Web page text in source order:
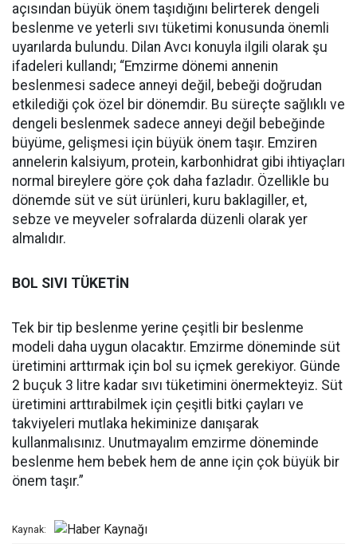
açısından büyük önem taşıdığını belirterek dengeli
beslenme ve yeterli sıvı tüketimi konusunda önemli
uyarılarda bulundu. Dilan Avcı konuyla ilgili olarak şu
ifadeleri kullandı; “Emzirme dönemi annenin
beslenmesi sadece anneyi değil, bebeği doğrudan
etkilediği çok özel bir dönemdir. Bu süreçte sağlıklı ve
dengeli beslenmek sadece anneyi değil bebeğinde
büyüme, gelişmesi için büyük önem taşır. Emziren
annelerin kalsiyum, protein, karbonhidrat gibi ihtiyaçları
normal bireylere göre çok daha fazladır. Özellikle bu
dönemde süt ve süt ürünleri, kuru baklagiller, et,
sebze ve meyveler sofralarda düzenli olarak yer
almalıdır.
BOL SIVI TÜKETİN
Tek bir tip beslenme yerine çeşitli bir beslenme
modeli daha uygun olacaktır. Emzirme döneminde süt
üretimini arttırmak için bol su içmek gerekiyor. Günde
2 buçuk 3 litre kadar sıvı tüketimini önermekteyiz. Süt
üretimini arttırabilmek için çeşitli bitki çayları ve
takviyeleri mutlaka hekiminize danışarak
kullanmalısınız. Unutmayalım emzirme döneminde
beslenme hem bebek hem de anne için çok büyük bir
önem taşır.”
Kaynak: